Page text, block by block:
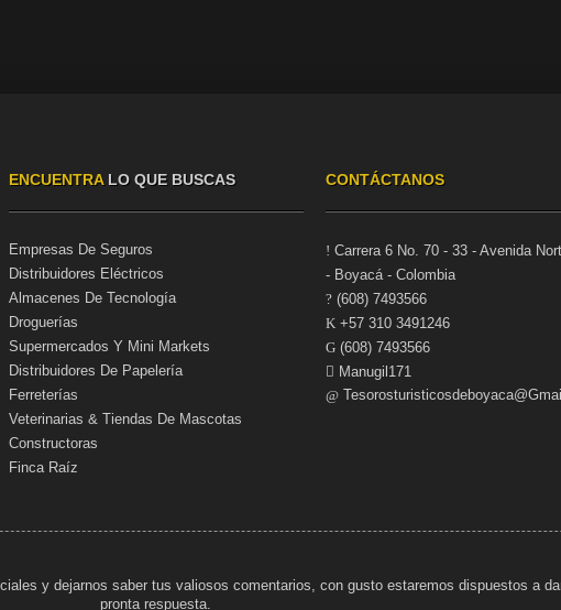
ENCUENTRALO QUE BUSCAS
Empresas De Seguros
Distribuidores Eléctricos
Almacenes De Tecnología
Droguerías
Supermercados Y Mini Markets
Distribuidores De Papelería
Ferreterías
Veterinarias & Tiendas De Mascotas
Constructoras
Finca Raíz
CONTÁCTANOS
Carrera 6 No. 70 - 33 - Avenida
- Boyacá - Colombia
(608) 7493566
+57 310 3491246
(608) 7493566
Manugil171
y dejarnos saber tus valiosos comentarios, con gusto estaremos dispuestos a
pronta respuesta.